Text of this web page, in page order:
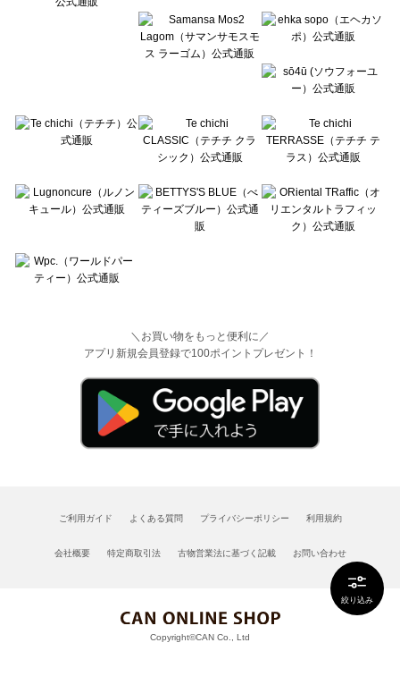
絞り込み
＼お買い物をもっと便利に／
アプリ新規会員登録で100ポイントプレゼント！
ご利用ガイド よくある質問 プライバシーポリシー 利用規約
会社概要 特定商取引法 古物営業法に基づく記載 お問い合わせ
Copyright©CAN Co., Ltd